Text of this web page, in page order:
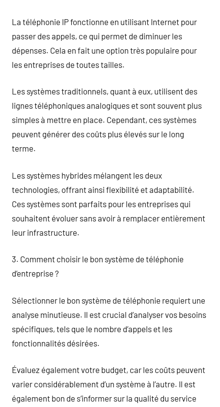
La téléphonie IP fonctionne en utilisant Internet pour
passer des appels, ce qui permet de diminuer les
dépenses. Cela en fait une option très populaire pour
les entreprises de toutes tailles.
Les systèmes traditionnels, quant à eux, utilisent des
lignes téléphoniques analogiques et sont souvent plus
simples à mettre en place. Cependant, ces systèmes
peuvent générer des coûts plus élevés sur le long
terme.
Les systèmes hybrides mélangent les deux
technologies, offrant ainsi flexibilité et adaptabilité.
Ces systèmes sont parfaits pour les entreprises qui
souhaitent évoluer sans avoir à remplacer entièrement
leur infrastructure.
3. Comment choisir le bon système de téléphonie
d’entreprise ?
Sélectionner le bon système de téléphonie requiert une
analyse minutieuse. Il est crucial d’analyser vos besoins
spécifiques, tels que le nombre d’appels et les
fonctionnalités désirées.
Évaluez également votre budget, car les coûts peuvent
varier considérablement d’un système à l’autre. Il est
également bon de s’informer sur la qualité du service